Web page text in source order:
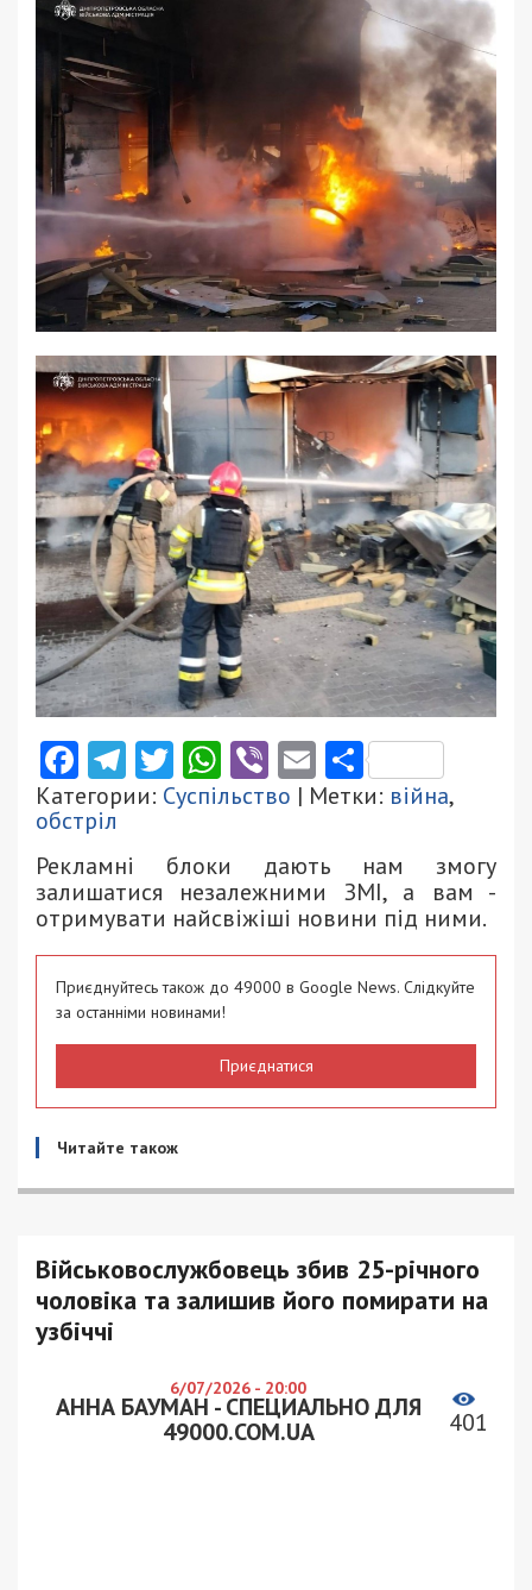
Facebook
Telegram
Twitter
WhatsApp
ViberEmail
Категории: Суспільство | Метки: війна,
обстріл
Рекламні блоки дають нам змогу
залишатися незалежними ЗМІ, а вам -
отримувати найсвіжіші новини під ними.
Приєднуйтесь також до 49000 в Google News. Слідкуйте
за останніми новинами!
Приєднатися
Читайте також
Військовослужбовець збив 25-річного
чоловіка та залишив його помирати на
узбіччі
6/07/2026 - 20:00
АННА БАУМАН - СПЕЦИАЛЬНО ДЛЯ
49000.COM.UA
401